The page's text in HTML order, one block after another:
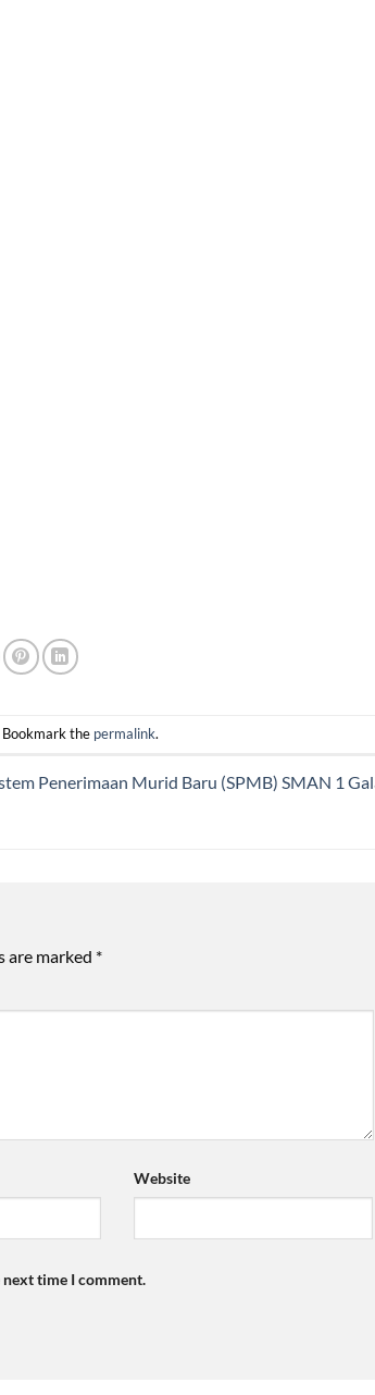
Bookmark the permalink.
Penerimaan Murid Baru (SPMB) SMAN 1
are marked *
Website
time I comment.